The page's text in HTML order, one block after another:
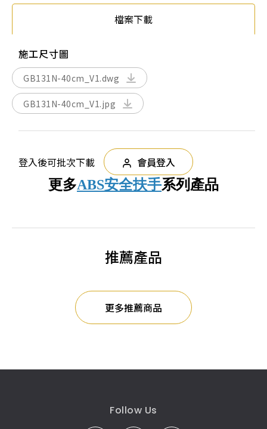
檔案下載
施工尺寸圖
GB131N-40cm_V1.dwg
GB131N-40cm_V1.jpg
登入後可批次下載 會員登入
更多ABS安全扶手系列產品
推薦產品
更多推薦商品
Follow Us